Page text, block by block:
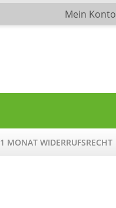
Mein Konto
1 MONAT WIDERRUFSRECHT